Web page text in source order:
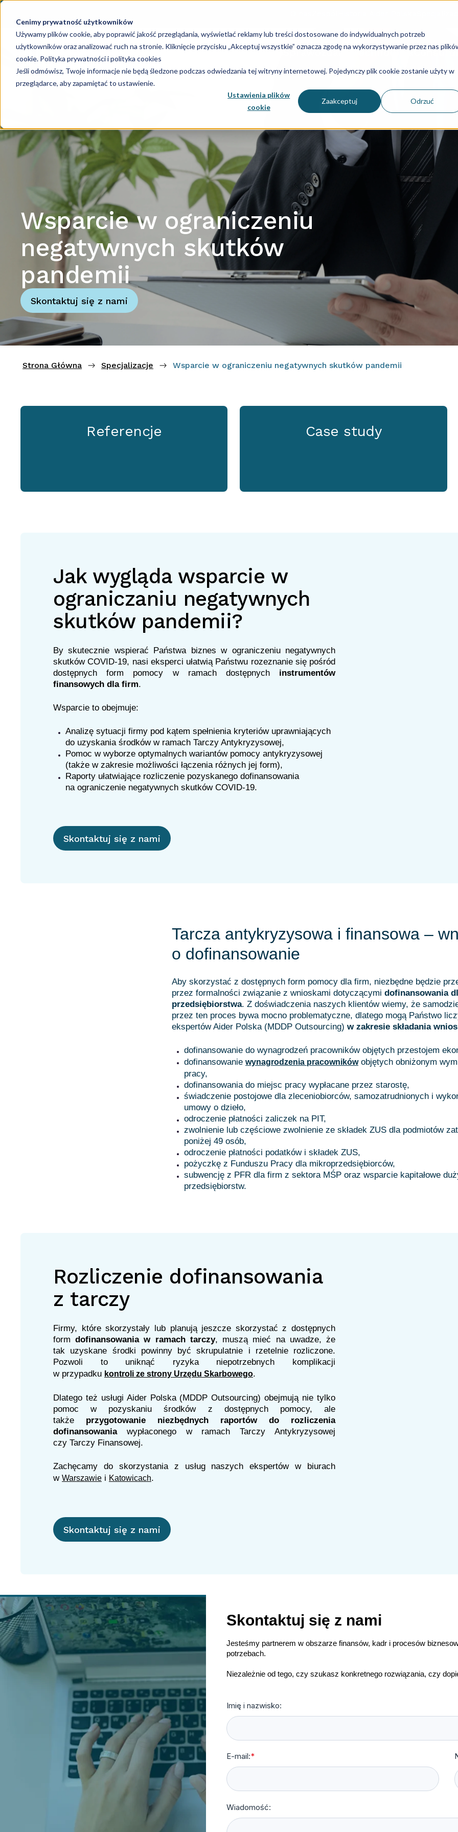
Cenimy prywatność użytkowników
Używamy plików cookie, aby poprawić jakość przeglądania, wyświetlać reklamy lub treści dostosowane do indywidualnych potrzeb
użytkowników oraz analizować ruch na stronie. Kliknięcie przycisku „Akceptuj wszystkie” oznacza zgodę na wykorzystywanie przez nas
cookie.Polityka prywatności i polityka cookies
Jeśli odmówisz, Twoje informacje nie będą śledzone podczas odwiedzania tej witryny internetowej. Pojedynczy plik cookie zostanie użyty w
przeglądarce, aby zapamiętać to ustawienie.
Ustawienia plików
cookie
Zaakceptuj Odrzuć
KsięgowośćKadry i płaceSprawozdania Technologia
Wsparcie w ograniczeniu
negatywnych skutków
pandemii
Skontaktuj się z nami
Strona Główna Specjalizacje Wsparcie w ograniczeniu negatywnych skutków pandemii
Referencje Case study
Jak wygląda wsparcie w
ograniczaniu negatywnych
skutków pandemii?
By skutecznie wspierać Państwa biznes w ograniczeniu negatywnych
skutków COVID-19, nasi eksperci ułatwią Państwu rozeznanie się pośród
dostępnych form pomocy w ramach dostępnych
instrumentów
finansowych dla firm.
Wsparcie to obejmuje:
Analizę sytuacji firmy pod kątem spełnienia kryteriów uprawniających
do uzyskania środków w ramach Tarczy Antykryzysowej,
Pomoc w wyborze optymalnych wariantów pomocy antykryzysowej
(także w zakresie możliwości łączenia różnych jej form),
Raporty ułatwiające rozliczenie pozyskanego dofinansowania
na ograniczenie negatywnych skutków COVID-19.
Skontaktuj się z nami
Tarcza antykryzysowa i finansowa –
o dofinansowanie
Aby skorzystać z dostępnych form pomocy dla firm, niezbędne będzie
przez formalności związanie z wnioskami dotyczącymi dofinansowania
przedsiębiorstwa. Z doświadczenia naszych klientów wiemy, że
przez ten proces bywa mocno problematyczne, dlatego mogą Państwo
ekspertów Aider Polska (MDDP Outsourcing) w zakresie składania
dofinansowanie do wynagrodzeń pracowników objętych przestojem
dofinansowanie wynagrodzenia pracowników objętych obniżonym
pracy,
dofinansowania do miejsc pracy wypłacane przez starostę,
świadczenie postojowe dla zleceniobiorców, samozatrudnionych i
umowy o dzieło,
odroczenie płatności zaliczek na PIT,
zwolnienie lub częściowe zwolnienie ze składek ZUS dla podmiotów
poniżej 49 osób,
odroczenie płatności podatków i składek ZUS,
pożyczkę z Funduszu Pracy dla mikroprzedsiębiorców,
subwencję z PFR dla firm z sektora MŚP oraz wsparcie kapitałowe
przedsiębiorstw.
Rozliczenie dofinansowania
z tarczy
Firmy, które skorzystały lub planują jeszcze skorzystać z dostępnych
form dofinansowania w ramach tarczy, muszą mieć na uwadze, że
tak uzyskane środki powinny być skrupulatnie i rzetelnie rozliczone.
Pozwoli to uniknąć ryzyka niepotrzebnych komplikacji
w przypadku kontroli ze strony Urzędu Skarbowego.
Dlatego też usługi Aider Polska (MDDP Outsourcing) obejmują nie tylko
pomoc w pozyskaniu środków z dostępnych pomocy, ale
także
przygotowanie niezbędnych raportów do rozliczenia
dofinansowania
wypłaconego w ramach Tarczy Antykryzysowej
czy Tarczy Finansowej.
Zachęcamy do skorzystania z usług naszych ekspertów w biurach
w Warszawie i Katowicach.
Skontaktuj się z nami
Skontaktuj się z nami
Jesteśmy partnerem w obszarze finansów, kadr i procesów
potrzebach.
Niezależnie od tego, czy szukasz konkretnego rozwiązania, czy
Imię i nazwisko:
E-mail:*
Wiadomość: